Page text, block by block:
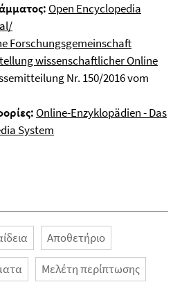
: Open Encyclopedia
Forschungsgemeinschaft
wissenschaftlicher Online
Nr. 150/2016 vom
ίες: Online-Enzyklopädien - Das
System
Αποθετήριο
Μελέτη περίπτωσης